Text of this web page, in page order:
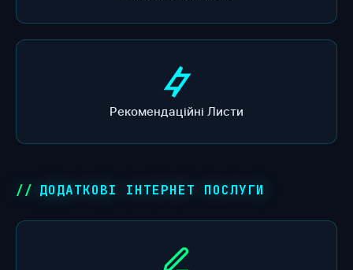
Рекомендаційні Листи
ДОДАТКОВІ ІНТЕРНЕТ ПОСЛУГИ